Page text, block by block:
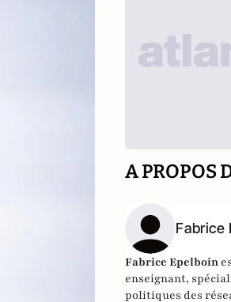
A PROPOS
Fabrice
Fabrice Epelboin
enseignant,
politiques des